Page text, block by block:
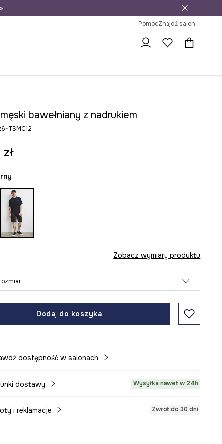
na zwrot
PomocZnajdź salon
bawełniany z nadrukiem
TSMC12
Zobacz wymiary produktu
Dodaj do koszyka
dostępność w salonach
dostawy Wysyłka nawet w 24h
i reklamacje Zwrot do 30 dni